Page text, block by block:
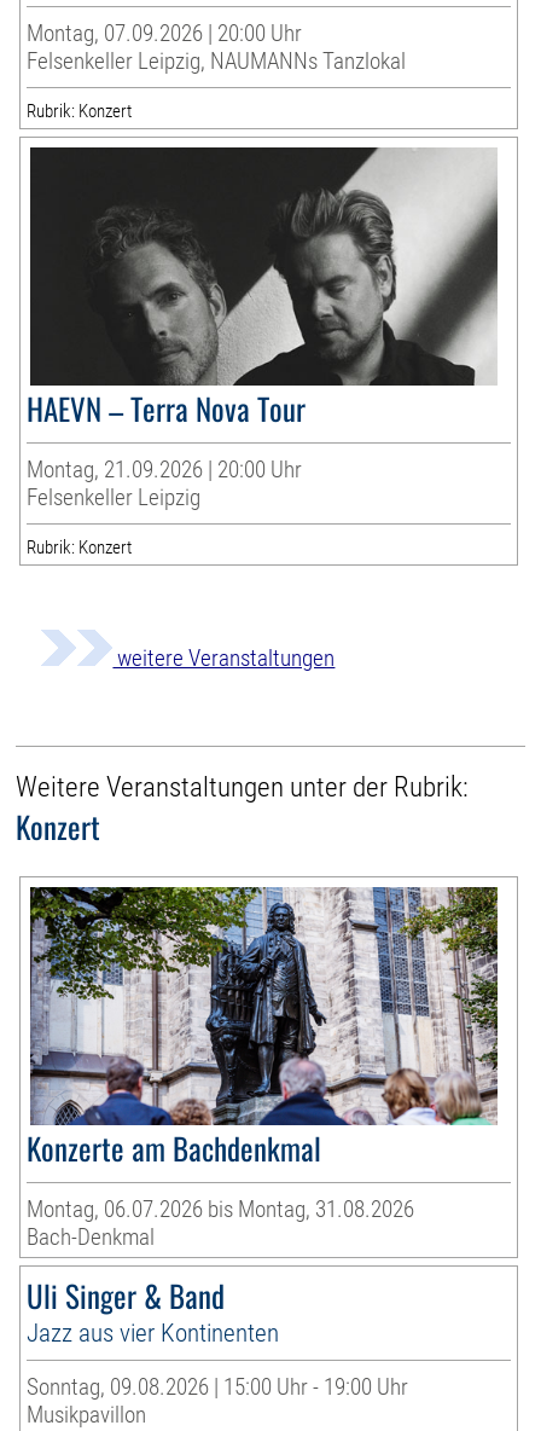
Montag, 07.09.2026 | 20:00 Uhr
Felsenkeller Leipzig, NAUMANNs Tanzlokal
Rubrik: Konzert
HAEVN – Terra Nova Tour
Montag, 21.09.2026 | 20:00 Uhr
Felsenkeller Leipzig
Rubrik: Konzert
weitere Veranstaltungen
Weitere Veranstaltungen unter der Rubrik:
Konzert
Konzerte am Bachdenkmal
Montag, 06.07.2026 bis Montag, 31.08.2026
Bach-Denkmal
Uli Singer & Band
Jazz aus vier Kontinenten
Sonntag, 09.08.2026 | 15:00 Uhr - 19:00 Uhr
Musikpavillon